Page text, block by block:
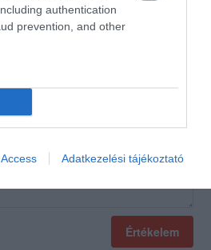
authentication
prevention, and other
Adatkezelési tájékoztató
Értékelem